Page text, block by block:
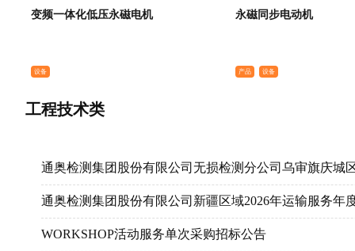
变频一体化低压永磁电机
设备
永磁同步电动机
产品 设备
工程技术类
通奥检测集团股份有限公司无损检测分公司乌审旗庆城
通奥检测集团股份有限公司新疆区域2026年运输服务年
WORKSHOP活动服务单次采购招标公告